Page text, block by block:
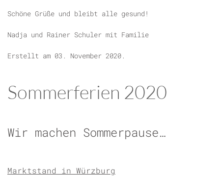
Schöne Grüße und bleibt alle gesund!
Nadja und Rainer Schuler mit Familie
Erstellt am 03. November 2020.
Sommerferien 2020
Wir machen Sommerpause…
Marktstand in Würzburg